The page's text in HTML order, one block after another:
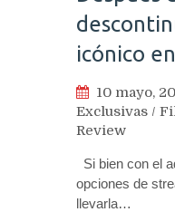
icónico
10 mayo,
Exclusivas /
Review
Si bien con el
opciones de
llevarla…